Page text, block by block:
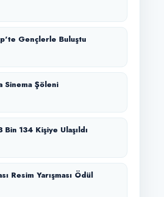
Gençlerle Buluştu
Sinema Şöleni
Bin 134 Kişiye Ulaşıldı
Resim Yarışması Ödül